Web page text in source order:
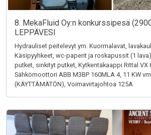
8. MekaFluid Oy:n konkurssipesä
LEPPÄVESI
Hydrauliset peitelevyt ym. Kuormalavat,
Käsipyyhkeet, wc-paperit ja roskapussit (1
putket, sinkityt putket, Kytkentäkaappi Rittal VX
Sähkömoottori ABB M3BP 160MLA 4, 11 KW
(KÄYTTÄMÄTÖN), Voimavirtajohtoa 125A